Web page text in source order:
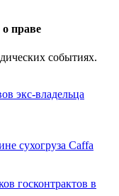
праве
событиях.
экс-владельца
сухогруза Caffa
госконтрактов в